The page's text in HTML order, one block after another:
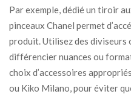
Par exemple, dédié un tiroir
pinceaux Chanel permet
produit. Utilisez des
différencier nuances ou
choix d’accessoires
ou Kiko Milano, pour éviter